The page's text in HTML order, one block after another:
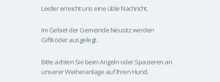
Leider erreicht uns eine üble Nachricht.
Im Gebiet der Gemeinde Neusitz werden
Giftköder ausgelegt.
Bitte achten Sie beim Angeln oder Spazieren an
unserer Weiheranlage auf Ihren Hund.